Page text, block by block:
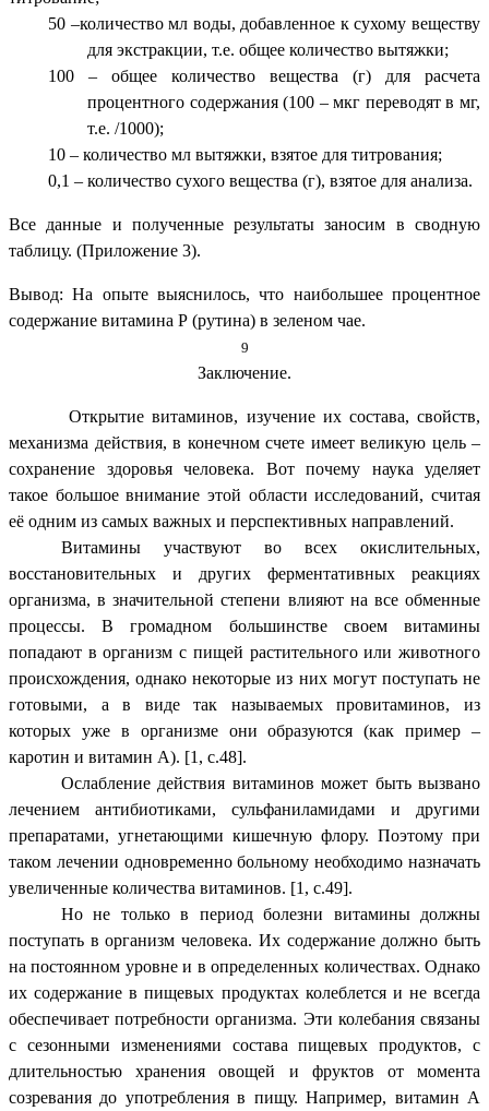
50 –количество мл воды, добавленное к сухому веществу
для экстракции, т.е. общее количество вытяжки;
100 – общее количество вещества (г) для расчета
процентного содержания (100 – мкг переводят в мг,
т.е. /1000);
10 – количество мл вытяжки, взятое для титрования;
0,1 – количество сухого вещества (г), взятое для анализа.
Все данные и полученные результаты заносим в сводную
таблицу. (Приложение 3).
Вывод: На опыте выяснилось, что наибольшее процентное
содержание витамина Р (рутина) в зеленом чае.
9
Заключение.
Открытие витаминов, изучение их состава, свойств,
механизма действия, в конечном счете имеет великую цель –
сохранение здоровья человека. Вот почему наука уделяет
такое большое внимание этой области исследований, считая
её одним из самых важных и перспективных направлений.
Витамины участвуют во всех окислительных,
восстановительных и других ферментативных реакциях
организма, в значительной степени влияют на все обменные
процессы. В громадном большинстве своем витамины
попадают в организм с пищей растительного или животного
происхождения, однако некоторые из них могут поступать не
готовыми, а в виде так называемых провитаминов, из
которых уже в организме они образуются (как пример –
каротин и витамин А). [1, c.48].
Ослабление действия витаминов может быть вызвано
лечением антибиотиками, сульфаниламидами и другими
препаратами, угнетающими кишечную флору. Поэтому при
таком лечении одновременно больному необходимо назначать
увеличенные количества витаминов. [1, c.49].
Но не только в период болезни витамины должны
поступать в организм человека. Их содержание должно быть
на постоянном уровне и в определенных количествах. Однако
их содержание в пищевых продуктах колеблется и не всегда
обеспечивает потребности организма. Эти колебания связаны
с сезонными изменениями состава пищевых продуктов, с
длительностью хранения овощей и фруктов от момента
созревания до употребления в пищу. Например, витамин А